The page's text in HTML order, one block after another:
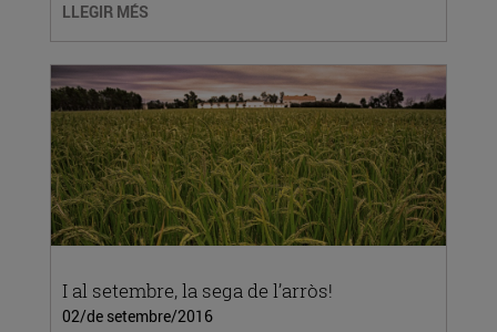
LLEGIR MÉS
I al setembre, la sega de l’arròs!
02/de setembre/2016